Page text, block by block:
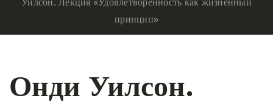
принцип»
Онди Уилсон.